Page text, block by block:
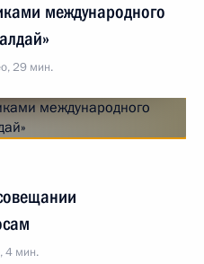
международного
29 мин.
4 мин.